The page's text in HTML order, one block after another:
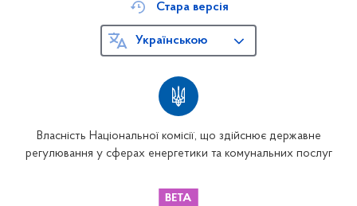
Власність Національної комісії, що здійснює державне
регулювання у сферах енергетики та комунальних послуг
Стара версія
Українською